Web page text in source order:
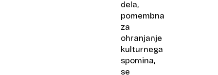
dela,
pomembna
za
ohranjanje
kulturnega
spomina,
se